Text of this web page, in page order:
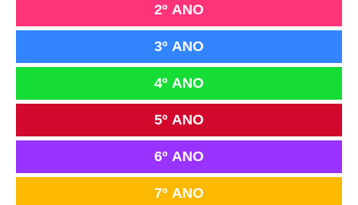
2º ANO
3º ANO
4º ANO
5º ANO
6º ANO
7º ANO